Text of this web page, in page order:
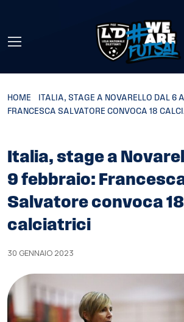
HOME
ITALIA, STAGE A NOVARELLO DAL 6
FRANCESCA SALVATORE CONVOCA 18
Italia, stage a
9 febbraio:
Salvatore convoca 18
calciatrici
30 GENNAIO 2023